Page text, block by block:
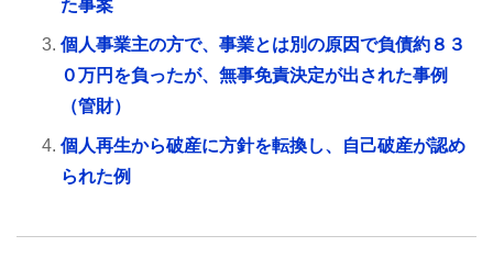
た事案
個人事業主の方で、事業とは別の原因で負債約８３
０万円を負ったが、無事免責決定が出された事例
（管財）
個人再生から破産に方針を転換し、自己破産が認め
られた例